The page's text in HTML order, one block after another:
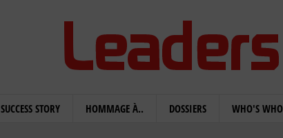
SUCCESS STORY HOMMAGE À.. DOSSIERS WHO'S WHO